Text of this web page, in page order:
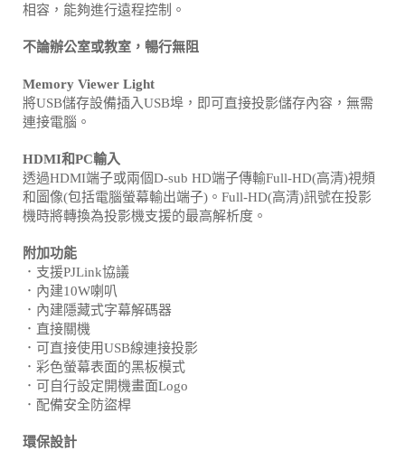
相容，能夠進行遠程控制。
不論辦公室或教室，暢行無阻
Memory Viewer Light
將USB儲存設備插入USB埠，即可直接投影儲存內容，無需
連接電腦。
HDMI和PC輸入
透過HDMI端子或兩個D-sub HD端子傳輸Full-HD(高清)視頻
和圖像(包括電腦螢幕輸出端子)。Full-HD(高清)訊號在投影
機時將轉換為投影機支援的最高解析度。
附加功能
．支援PJLink協議
．內建10W喇叭
．內建隱藏式字幕解碼器
．直接關機
．可直接使用USB線連接投影
．彩色螢幕表面的黑板模式
．可自行設定開機畫面Logo
．配備安全防盜桿
環保設計